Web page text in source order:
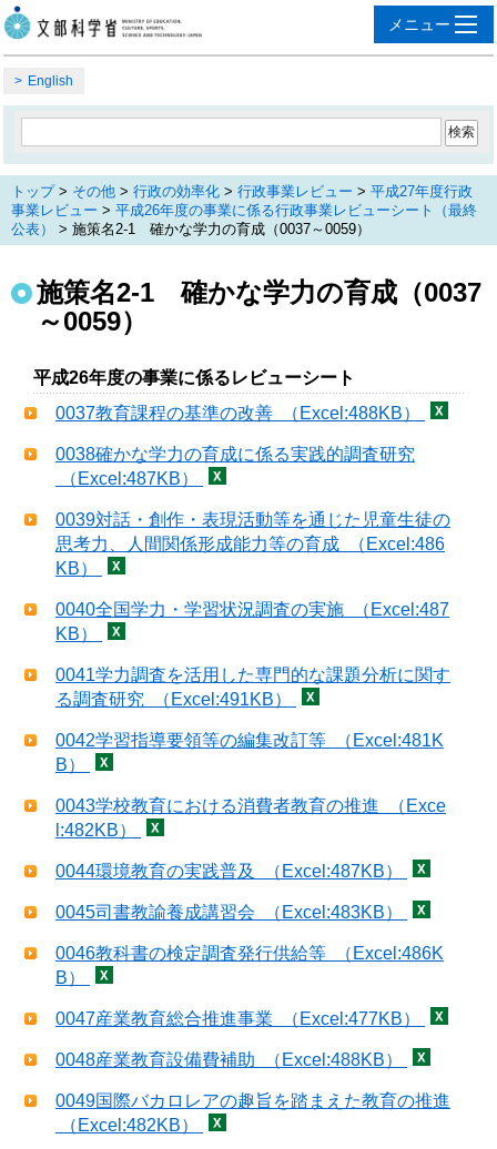
English
トップ> その他 > 行政の効率化 > 行政事業レビュー > 平成27年度行政
事業レビュー > 平成26年度の事業に係る行政事業レビューシート（最終
公表）
> 施策名2-1 確かな学力の育成（0037～0059）
施策名2-1 確かな学力の育成（0037
～0059）
平成26年度の事業に係るレビューシート
0037教育課程の基準の改善 （Excel:488KB）
0038確かな学力の育成に係る実践的調査研究
（Excel:487KB）
0039対話・創作・表現活動等を通じた児童生徒の
思考力、人間関係形成能力等の育成 （Excel:486
KB）
0040全国学力・学習状況調査の実施 （Excel:487
KB）
0041学力調査を活用した専門的な課題分析に関す
る調査研究 （Excel:491KB）
0042学習指導要領等の編集改訂等 （Excel:481K
B）
0043学校教育における消費者教育の推進 （Exce
l:482KB）
0044環境教育の実践普及 （Excel:487KB）
0045司書教諭養成講習会 （Excel:483KB）
0046教科書の検定調査発行供給等 （Excel:486K
B）
0047産業教育総合推進事業 （Excel:477KB）
0048産業教育設備費補助 （Excel:488KB）
0049国際バカロレアの趣旨を踏まえた教育の推進
（Excel:482KB）